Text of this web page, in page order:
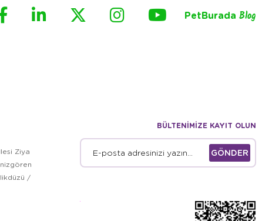
PetBurada Blog
Ziya
/
BÜLTENİMİZE KAYIT OLUN
GÖNDER